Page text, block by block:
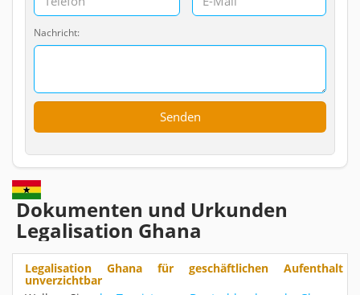
Nachricht:
Dokumenten und Urkunden
Legalisation Ghana
Legalisation Ghana für geschäftlichen Aufenthalt
unverzichtbar